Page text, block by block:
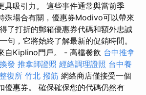
具吸引力。 這些事件通常與當前季
殊場合有關，優惠券Modivo可以帶來
了打折的郵箱優惠券代碼和額外忠誠
句，它將始終了解最新的促銷時間。
自Kiplino門戶。 - 高檔餐飲 台中推拿
發 推拿師證照 經絡調理證照 台中養
復所 竹北 撥筋 網絡商店僅接受一個
優惠券。 確保確保您的代碼仍然有